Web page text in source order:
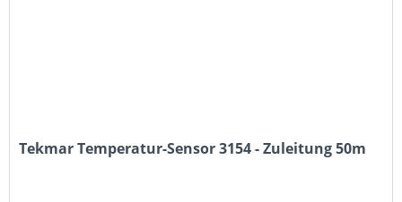
Tekmar Temperatur-Sensor 3154 - Zuleitung 50m